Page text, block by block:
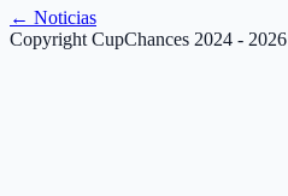
← Noticias
Copyright CupChances 2024 - 2026